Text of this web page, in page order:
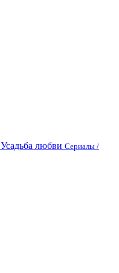
Усадьба любви Сериалы /